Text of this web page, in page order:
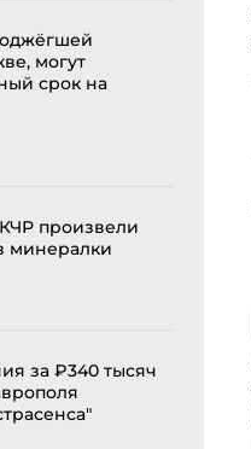
могут
срок на
произвели
минералки
за ₽340 тысяч